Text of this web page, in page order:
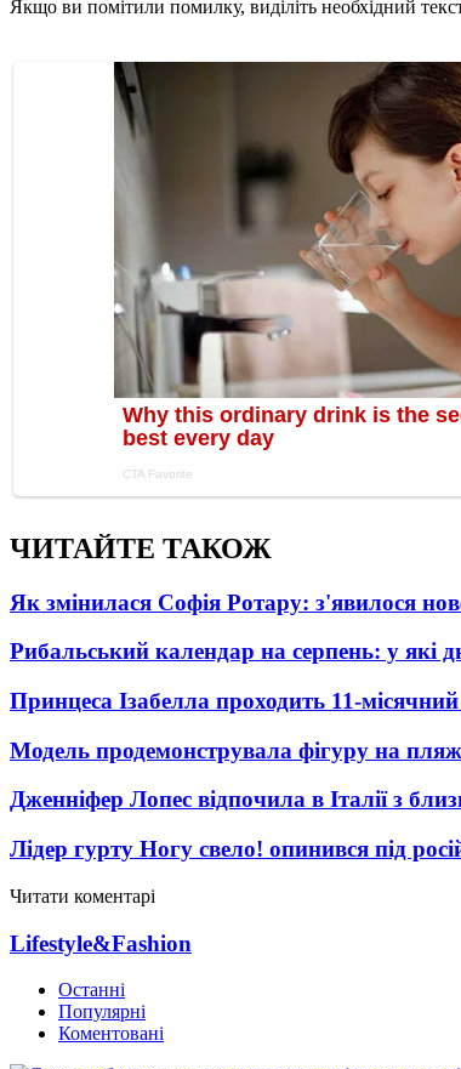
Якщо ви помітили помилку, виділіть необхідний
ЧИТАЙТЕ ТАКОЖ
Як змінилася Софія Ротару: з'явилося
Рибальський календар на серпень: у які
Принцеса Ізабелла проходить 11-місячний
Модель продемонструвала фігуру на
Дженніфер Лопес відпочила в Італії з
Лідер гурту Ногу свело! опинився під
Читати коментарі
Lifestyle&Fashion
Останні
Популярні
Коментовані